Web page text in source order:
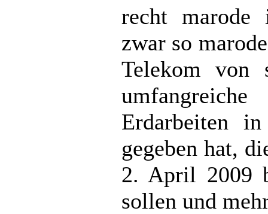
recht marode
zwar so
Telekom von
umfangreiche
Erdarbeiten
gegeben hat,
2. April 2009
sollen und